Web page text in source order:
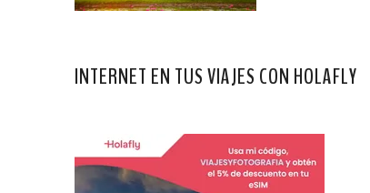
INTERNET EN TUS VIAJES CON HOLAFLY